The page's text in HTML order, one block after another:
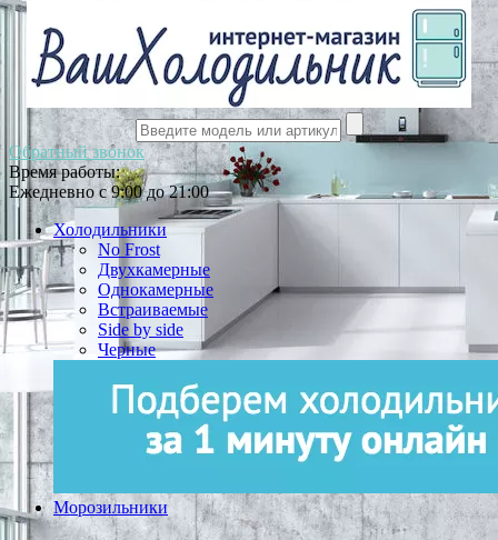
Обратный звонок
Время работы:
Ежедневно с 9:00 до 21:00
Холодильники
No Frost
Двухкамерные
Однокамерные
Встраиваемые
Side by side
Черные
Морозильники